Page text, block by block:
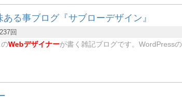
る事ブログ『サブローデザイン』
237回
Webデザイナーが書く雑記ブログです。WordPress